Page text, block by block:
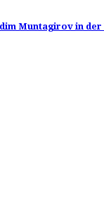
Muntagirov in